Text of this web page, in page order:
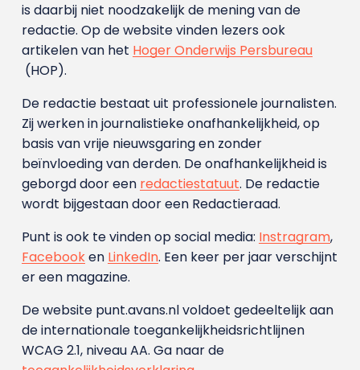
is daarbij niet noodzakelijk de mening van de
redactie. Op de website vinden lezers ook
artikelen van het Hoger Onderwijs Persbureau
(HOP).
De redactie bestaat uit professionele journalisten.
Zij werken in journalistieke onafhankelijkheid, op
basis van vrije nieuwsgaring en zonder
beïnvloeding van derden. De onafhankelijkheid is
geborgd door een redactiestatuut. De redactie
wordt bijgestaan door een Redactieraad.
Punt is ook te vinden op social media: Instragram,
Facebooken LinkedIn. Een keer per jaar verschijnt
er een magazine.
De website punt.avans.nl voldoet gedeeltelijk aan
de internationale toegankelijkheidsrichtlijnen
WCAG 2.1, niveau AA. Ga naar de